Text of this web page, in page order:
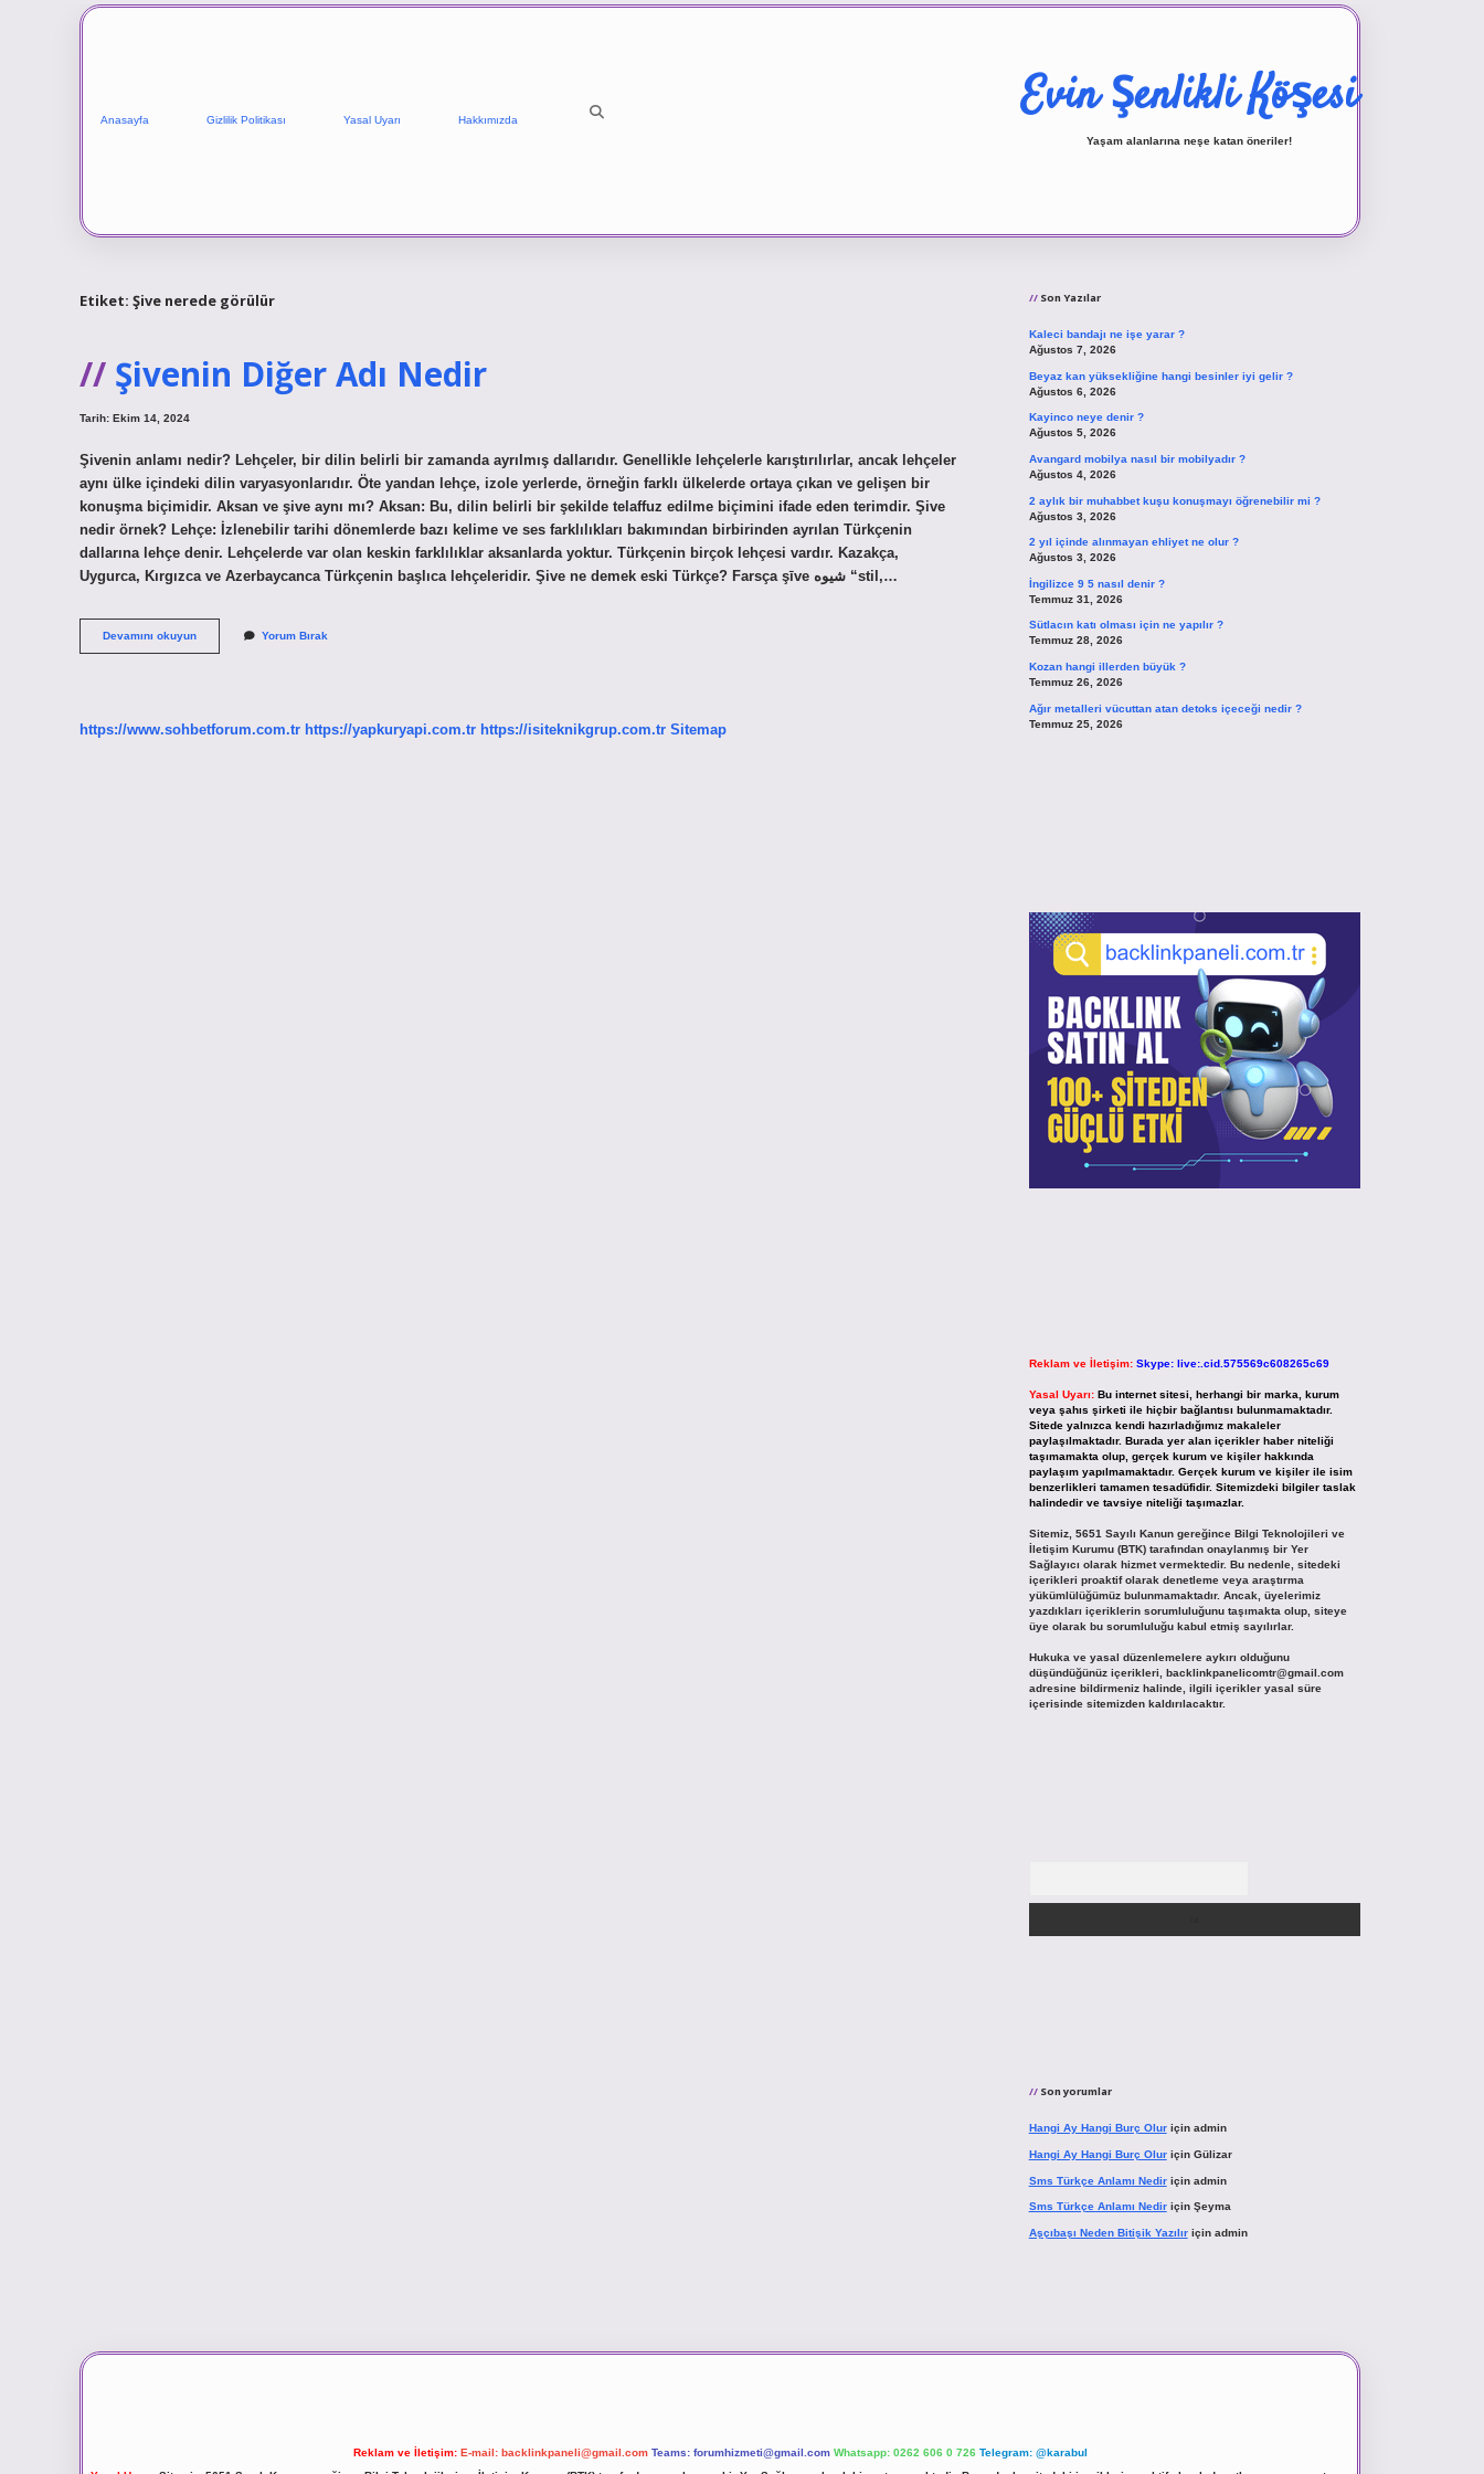
Anasayfa Gizlilik Politikası Yasal Uyarı Hakkımızda Evin Şenlikli Köşesi
Yaşam alanlarına neşe katan öneriler!
Etiket: Şive nerede görülür
Şivenin Diğer Adı Nedir
Tarih: Ekim 14, 2024
Şivenin anlamı nedir? Lehçeler, bir dilin belirli bir zamanda ayrılmış dallarıdır. Genellikle lehçelerle karıştırılırlar, ancak lehçeler
aynı ülke içindeki dilin varyasyonlarıdır. Öte yandan lehçe, izole yerlerde, örneğin farklı ülkelerde ortaya çıkan ve gelişen bir
konuşma biçimidir. Aksan ve şive aynı mı? Aksan: Bu, dilin belirli bir şekilde telaffuz edilme biçimini ifade eden terimdir. Şive
nedir örnek? Lehçe: İzlenebilir tarihi dönemlerde bazı kelime ve ses farklılıkları bakımından birbirinden ayrılan Türkçenin
dallarına lehçe denir. Lehçelerde var olan keskin farklılıklar aksanlarda yoktur. Türkçenin birçok lehçesi vardır. Kazakça,
Uygurca, Kırgızca ve Azerbaycanca Türkçenin başlıca lehçeleridir. Şive ne demek eski Türkçe? Farsça şīve شیوه “stil,…
Devamını okuyunŞivenin
Diğer
Yorum Bırak
https://www.sohbetforum.com.tr https://yapkuryapi.com.tr https://isiteknikgrup.com.tr Sitemap
Son Yazılar
Kaleci bandajı ne işe yarar ?
Ağustos 7, 2026
Beyaz kan yüksekliğine hangi besinler iyi gelir ?
Ağustos 6, 2026
Kayinco neye denir ?
Ağustos 5, 2026
Avangard mobilya nasıl bir mobilyadır ?
Ağustos 4, 2026
2 aylık bir muhabbet kuşu konuşmayı öğrenebilir mi ?
Ağustos 3, 2026
2 yıl içinde alınmayan ehliyet ne olur ?
Ağustos 3, 2026
İngilizce 9 5 nasıl denir ?
Temmuz 31, 2026
Sütlacın katı olması için ne yapılır ?
Temmuz 28, 2026
Kozan hangi illerden büyük ?
Temmuz 26, 2026
Ağır metalleri vücuttan atan detoks içeceği nedir ?
Temmuz 25, 2026
Reklam ve İletişim: Skype: live:.cid.575569c608265c69
Yasal Uyarı: Bu internet sitesi, herhangi bir marka, kurum
veya şahıs şirketi ile hiçbir bağlantısı bulunmamaktadır.
Sitede yalnızca kendi hazırladığımız makaleler
paylaşılmaktadır. Burada yer alan içerikler haber niteliği
taşımamakta olup, gerçek kurum ve kişiler hakkında
paylaşım yapılmamaktadır. Gerçek kurum ve kişiler ile isim
benzerlikleri tamamen tesadüfidir. Sitemizdeki bilgiler taslak
halindedir ve tavsiye niteliği taşımazlar.
Sitemiz, 5651 Sayılı Kanun gereğince Bilgi Teknolojileri ve
İletişim Kurumu (BTK) tarafından onaylanmış bir Yer
Sağlayıcı olarak hizmet vermektedir. Bu nedenle, sitedeki
içerikleri proaktif olarak denetleme veya araştırma
yükümlülüğümüz bulunmamaktadır. Ancak, üyelerimiz
yazdıkları içeriklerin sorumluluğunu taşımakta olup, siteye
üye olarak bu sorumluluğu kabul etmiş sayılırlar.
Hukuka ve yasal düzenlemelere aykırı olduğunu
düşündüğünüz içerikleri, backlinkpanelicomtr@gmail.com
adresine bildirmeniz halinde, ilgili içerikler yasal süre
içerisinde sitemizden kaldırılacaktır.
Son yorumlar
Hangi Ay Hangi Burç Oluriçin admin
Hangi Ay Hangi Burç Oluriçin Gülizar
Sms Türkçe Anlamı Nediriçin admin
Sms Türkçe Anlamı Nediriçin Şeyma
Aşçıbaşı Neden Bitişik Yazılıriçin admin
Reklam ve İletişim: E-mail: backlinkpaneli@gmail.com Teams: forumhizmeti@gmail.com Whatsapp: 0262 606 0 726 Telegram: @karabul